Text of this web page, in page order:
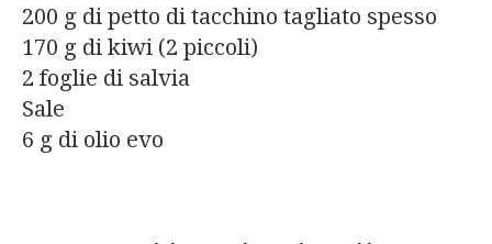
200 g di petto di tacchino tagliato spesso
170 g di kiwi (2 piccoli)
2 foglie di salvia
Sale
6 g di olio evo